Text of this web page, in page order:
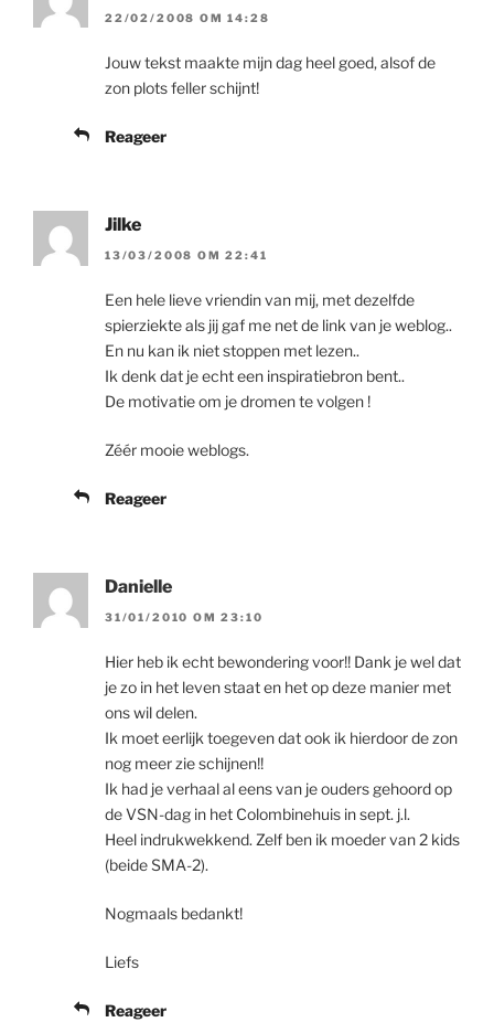
22/02/2008 OM 14:28
Jouw tekst maakte mijn dag heel goed, alsof de
zon plots feller schijnt!
Reageer
Jilke
13/03/2008 OM 22:41
Een hele lieve vriendin van mij, met dezelfde
spierziekte als jij gaf me net de link van je weblog..
En nu kan ik niet stoppen met lezen..
Ik denk dat je echt een inspiratiebron bent..
De motivatie om je dromen te volgen !
Zéér mooie weblogs.
Reageer
Danielle
31/01/2010 OM 23:10
Hier heb ik echt bewondering voor!! Dank je wel dat
je zo in het leven staat en het op deze manier met
ons wil delen.
Ik moet eerlijk toegeven dat ook ik hierdoor de zon
nog meer zie schijnen!!
Ik had je verhaal al eens van je ouders gehoord op
de VSN-dag in het Colombinehuis in sept. j.l.
Heel indrukwekkend. Zelf ben ik moeder van 2 kids
(beide SMA-2).
Nogmaals bedankt!
Liefs
Reageer